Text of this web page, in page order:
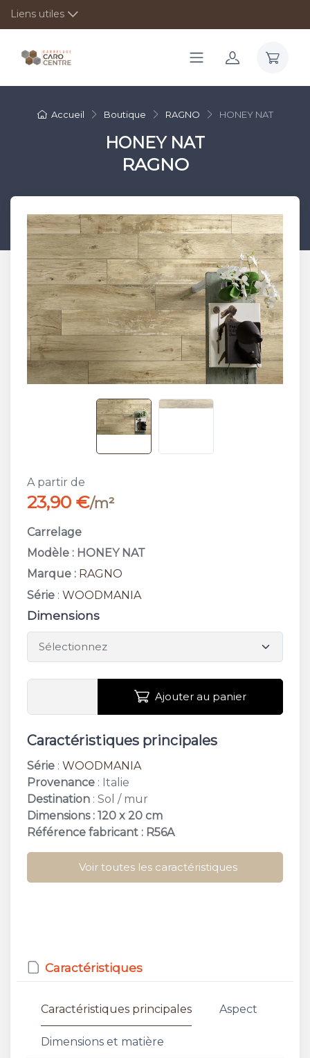
Liens utiles
Accueil Boutique RAGNO HONEY NAT
HONEY NAT
RAGNO
A partir de
23,90 €/m²
Carrelage
Modèle : HONEY NAT
Marque : RAGNO
Série : WOODMANIA
Dimensions
Ajouter au panier
Caractéristiques principales
Série : WOODMANIA
Provenance : Italie
Destination : Sol / mur
Dimensions : 120 x 20 cm
Référence fabricant : R56A
Voir toutes les caractéristiques
Caractéristiques
Caractéristiques principales Aspect
Dimensions et matière